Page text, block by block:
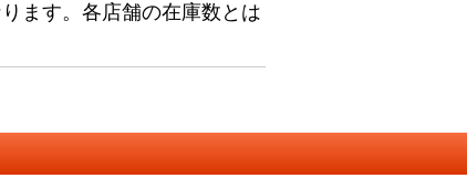
ます。各店舗の在庫数とは